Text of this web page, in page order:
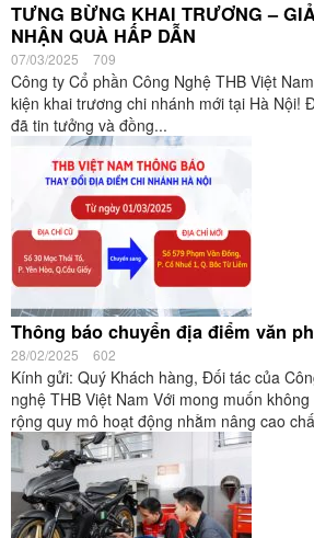
TƯNG BỪNG KHAI TRƯƠNG –
NHẬN QUÀ HẤP DẪN
07/03/2025 709
Công ty Cổ phần Công Nghệ THB Việt
kiện khai trương chi nhánh mới tại Hà Nội!
đã tin tưởng và đồng...
Thông báo chuyển địa điểm văn
28/02/2025 602
Kính gửi: Quý Khách hàng, Đối tác của
nghệ THB Việt Nam Với mong muốn
rộng quy mô hoạt động nhằm nâng cao